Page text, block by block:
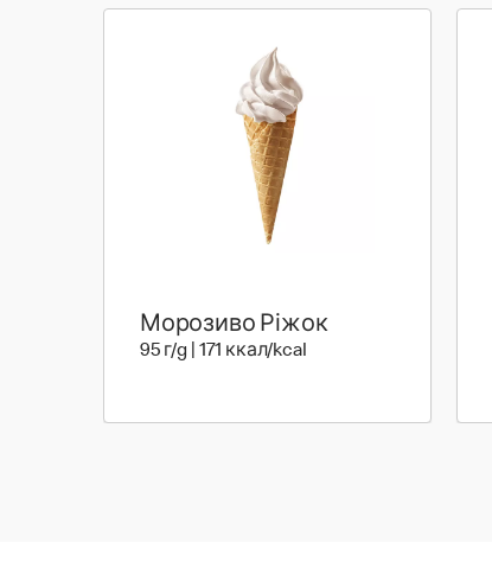
Морозиво Ріжок
95 г/g | 171 ккал/kcal